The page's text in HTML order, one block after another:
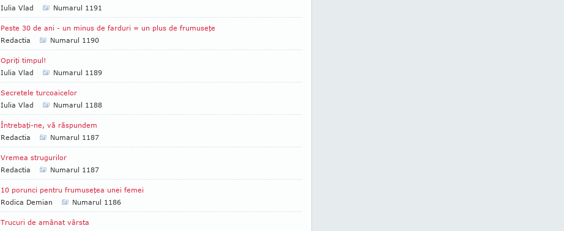
Iulia Vlad
Numarul 1191
Peste 30 de ani - un minus de farduri = un plus de frumuseţe
Redactia
Numarul 1190
Opriţi timpul!
Iulia Vlad
Numarul 1189
Secretele turcoaicelor
Iulia Vlad
Numarul 1188
Întrebaţi-ne, vă răspundem
Redactia
Numarul 1187
Vremea strugurilor
Redactia
Numarul 1187
10 porunci pentru frumuseţea unei femei
Rodica Demian
Numarul 1186
Trucuri de amânat vârsta